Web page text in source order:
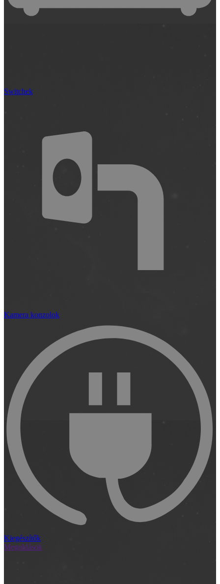
Switchek
Kamera konzolok
Kiegészítők
Megoldások